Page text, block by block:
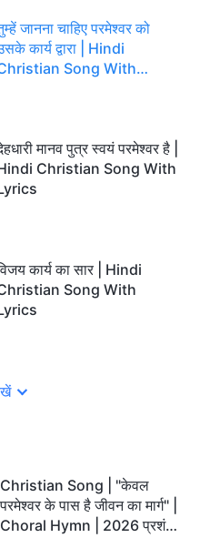
जानना चाहिए परमेश्वर को
कार्य द्वारा | Hindi
Song With
मानव पुत्र स्वयं परमेश्वर है |
Christian Song With
कार्य का सार | Hindi
Song With
Christian Song | "केवल
परमेश्वर के पास है जीवन का मार्ग" |
Choral Hymn | 2026 प्रशंसा